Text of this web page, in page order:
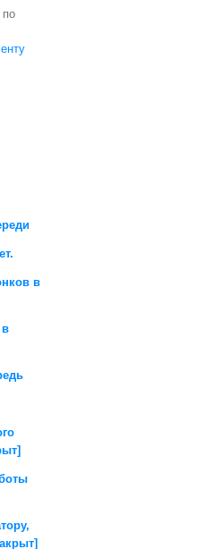
по
в
в